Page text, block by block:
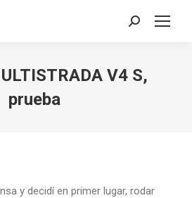
Search:
V4 S,
prueba
y decidí en primer lugar, rodar